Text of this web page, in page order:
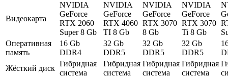
Видеокарта
NVIDIA
GeForce
RTX 2060
Super 8 Gb
NVIDIA
GeForce
RTX 4060
TI 8 Gb
NVIDIA
GeForce
RTX 3070
8 Gb
NVIDIA
GeForce
RTX 3070
Ti 8 Gb
Оперативная
память
16 Gb
DDR4
32 Gb
DDR5
32 Gb
DDR5
32 Gb
DDR5
Жёсткий диск
Гибридная
система
Гибридная
система
Гибридная
система
Гибридная
система